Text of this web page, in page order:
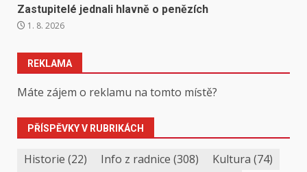
Zastupitelé jednali hlavně o penězích
1. 8. 2026
REKLAMA
Máte zájem o reklamu na tomto místě?
PŘÍSPĚVKY V RUBRIKÁCH
Historie (22) Info z radnice (308) Kultura (74)